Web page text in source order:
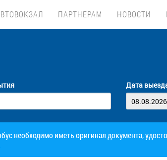
ПАРТНЕРАМ НОВОСТИ
Дата
необходимо иметь оригинал документа,